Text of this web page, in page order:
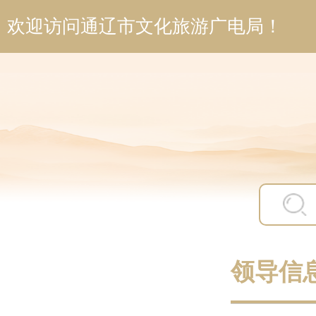
欢迎访问通辽市文化旅游广电局！
领导信